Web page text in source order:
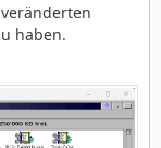
haben.